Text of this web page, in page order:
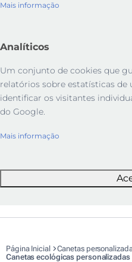
Mais informação
Analíticos
Um conjunto de cookies que
relatórios sobre estatísticas de
identificar os visitantes
do Google.
Mais informação
Página Inicial
Canetas
Canetas ecológicas personalizadas